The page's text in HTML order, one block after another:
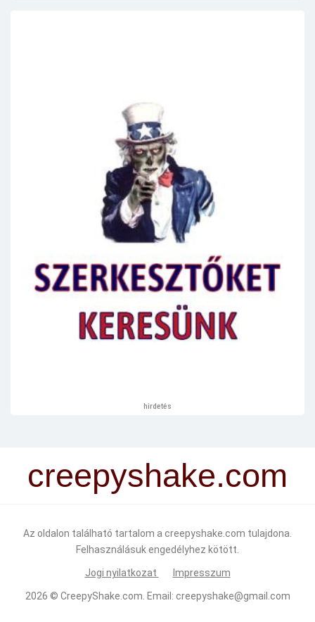
hirdetés
creepyshake.com
Az oldalon található tartalom a creepyshake.com tulajdona.
Felhasználásuk engedélyhez kötött.
Jogi nyilatkozat Impresszum
2026 © CreepyShake.com . Email: creepyshake@gmail.com